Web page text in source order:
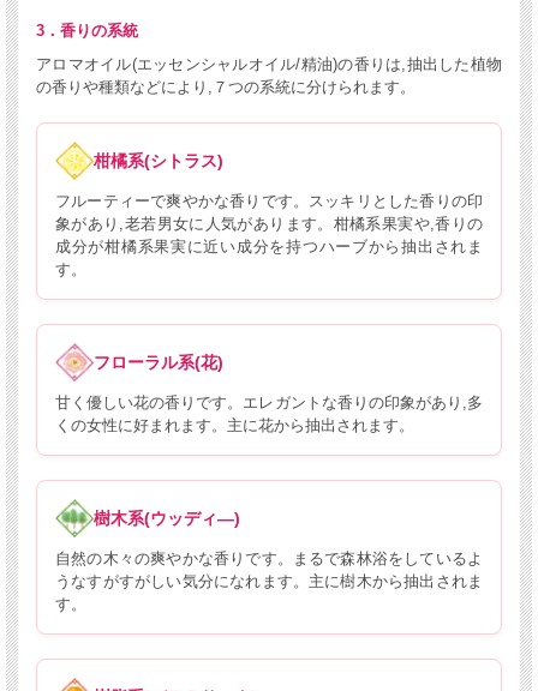
3．香りの系統
アロマオイル(エッセンシャルオイル/精油)の香りは,抽出した植物
の香りや種類などにより,７つの系統に分けられます。
柑橘系(シトラス)
フルーティーで爽やかな香りです。スッキリとした香りの印
象があり,老若男女に人気があります。柑橘系果実や,香りの
成分が柑橘系果実に近い成分を持つハーブから抽出されま
す。
フローラル系(花)
甘く優しい花の香りです。エレガントな香りの印象があり,多
くの女性に好まれます。主に花から抽出されます。
樹木系(ウッディ―)
自然の木々の爽やかな香りです。まるで森林浴をしているよ
うなすがすがしい気分になれます。主に樹木から抽出されま
す。